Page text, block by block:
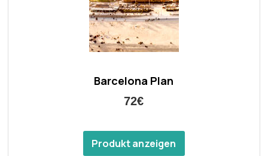
Barcelona Plan
72€
Produkt anzeigen